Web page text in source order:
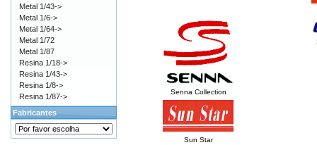
Senna Collection
Sun Star
Metal 1/43->
Metal 1/6->
Metal 1/64->
Metal 1/72
Metal 1/87
Resina 1/18->
Resina 1/43->
Resina 1/8->
Resina 1/87->
Fabricantes